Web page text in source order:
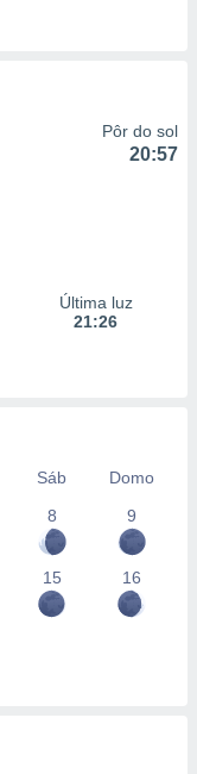
Pôr do sol
20:57
Última luz
21:26
Sáb
Domo
8 9
15 16